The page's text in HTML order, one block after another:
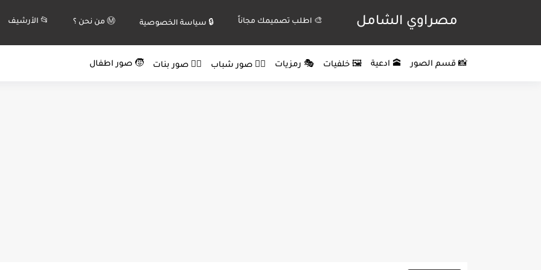
مصراوي الشامل 🎨 اطلب تصميمك مجاناً 🔒 سياسة الخصوصية Ⓜ️ من نحن ؟ 📂 الأرشيف
📸 قسم الصور 🕋 ادعية 🖼️ خلفيات 🎭 رمزيات 🙍‍♂️ صور شباب 🙍‍♀️ صور بنات 🧒 صور اطفال